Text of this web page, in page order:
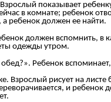
показывает
в комнате; ребенок
а ребенок должен ее найти.
должен вспомнить, в
одежды утром.
Ребенок
Взрослый рисует на листе
и ребенок